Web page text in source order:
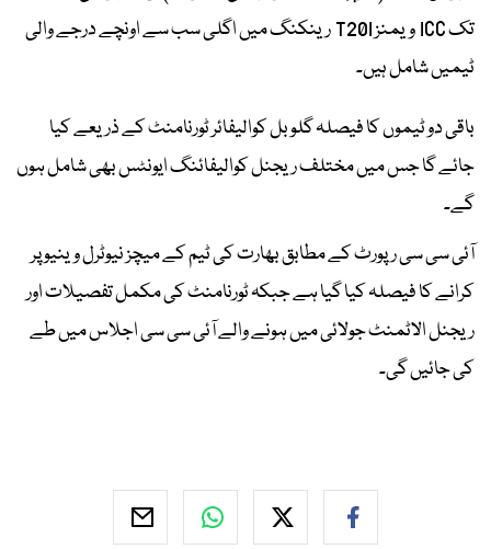
تک ICC ویمنز T20I رینکنگ میں اگلی سب سے اونچے درجے والی
ٹیمیں شامل ہیں۔
باقی دو ٹیموں کا فیصلہ گلوبل کوالیفائر ٹورنامنٹ کے ذریعے کیا
جائے گا جس میں مختلف ریجنل کوالیفائنگ ایونٹس بھی شامل ہوں
گے۔
آئی سی سی رپورٹ کے مطابق بھارت کی ٹیم کے میچز نیوٹرل وینیو پر
کرانے کا فیصلہ کیا گیا ہے جبکہ ٹورنامنٹ کی مکمل تفصیلات اور
ریجنل الاٹمنٹ جولائی میں ہونے والے آئی سی سی اجلاس میں طے
کی جائیں گی۔